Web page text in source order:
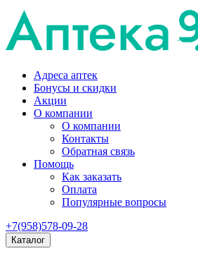
Адреса аптек
Бонусы и скидки
Акции
О компании
О компании
Контакты
Обратная связь
Помощь
Как заказать
Оплата
Популярные вопросы
+7(958)578-09-28
Каталог